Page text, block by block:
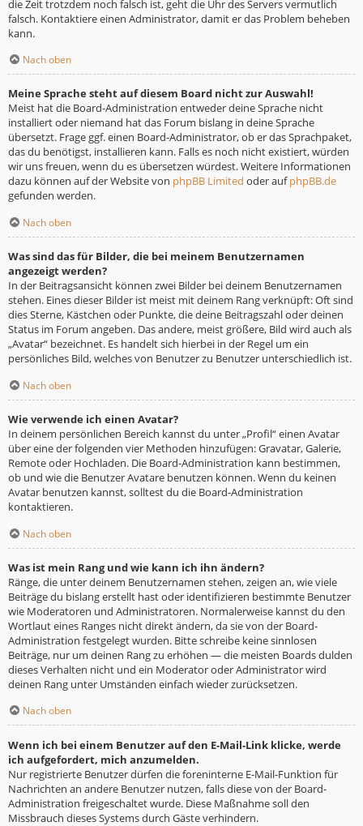
die Zeit trotzdem noch falsch ist, geht die Uhr des Servers vermutlich
falsch. Kontaktiere einen Administrator, damit er das Problem beheben
kann.
Nach oben
Meine Sprache steht auf diesem Board nicht zur Auswahl!
Meist hat die Board-Administration entweder deine Sprache nicht
installiert oder niemand hat das Forum bislang in deine Sprache
übersetzt. Frage ggf. einen Board-Administrator, ob er das Sprachpaket,
das du benötigst, installieren kann. Falls es noch nicht existiert, würden
wir uns freuen, wenn du es übersetzen würdest. Weitere Informationen
dazu können auf der Website von phpBB Limited oder aufphpBB.de
gefunden werden.
Nach oben
Was sind das für Bilder, die bei meinem Benutzernamen
angezeigt werden?
In der Beitragsansicht können zwei Bilder bei deinem Benutzernamen
stehen. Eines dieser Bilder ist meist mit deinem Rang verknüpft: Oft sind
dies Sterne, Kästchen oder Punkte, die deine Beitragszahl oder deinen
Status im Forum angeben. Das andere, meist größere, Bild wird auch als
„Avatar“ bezeichnet. Es handelt sich hierbei in der Regel um ein
persönliches Bild, welches von Benutzer zu Benutzer unterschiedlich ist.
Nach oben
Wie verwende ich einen Avatar?
In deinem persönlichen Bereich kannst du unter „Profil“ einen Avatar
über eine der folgenden vier Methoden hinzufügen: Gravatar, Galerie,
Remote oder Hochladen. Die Board-Administration kann bestimmen,
ob und wie die Benutzer Avatare benutzen können. Wenn du keinen
Avatar benutzen kannst, solltest du die Board-Administration
kontaktieren.
Nach oben
Was ist mein Rang und wie kann ich ihn ändern?
Ränge, die unter deinem Benutzernamen stehen, zeigen an, wie viele
Beiträge du bislang erstellt hast oder identifizieren bestimmte Benutzer
wie Moderatoren und Administratoren. Normalerweise kannst du den
Wortlaut eines Ranges nicht direkt ändern, da sie von der Board-
Administration festgelegt wurden. Bitte schreibe keine sinnlosen
Beiträge, nur um deinen Rang zu erhöhen — die meisten Boards dulden
dieses Verhalten nicht und ein Moderator oder Administrator wird
deinen Rang unter Umständen einfach wieder zurücksetzen.
Nach oben
Wenn ich bei einem Benutzer auf den E-Mail-Link klicke, werde
ich aufgefordert, mich anzumelden.
Nur registrierte Benutzer dürfen die foreninterne E-Mail-Funktion für
Nachrichten an andere Benutzer nutzen, falls diese von der Board-
Administration freigeschaltet wurde. Diese Maßnahme soll den
Missbrauch dieses Systems durch Gäste verhindern.